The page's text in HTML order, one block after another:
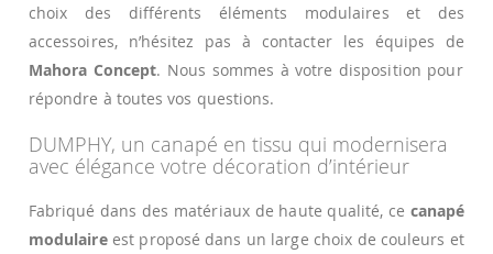
choix des différents éléments modulaires et des
accessoires, n’hésitez pas à contacter les équipes de
Mahora Concept. Nous sommes à votre disposition pour
répondre à toutes vos questions.
DUMPHY, un canapé en tissu qui modernisera
avec élégance votre décoration d’intérieur
Fabriqué dans des matériaux de haute qualité, ce canapé
modulaireest proposé dans un large choix de couleurs et